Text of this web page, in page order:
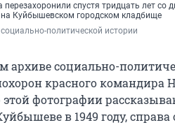
спустя тридцать лет со
Куйбышевском городском кладбище
политической истории
архиве социально-
красного командира
фотографии
в 1949 году, справа